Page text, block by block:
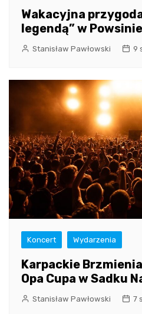
Wakacyjna
legendą” w
Stanisław Pawłowski 9
Koncert Wydarzenia
Karpackie
Opa Cupa w Sadku
Stanisław Pawłowski 7